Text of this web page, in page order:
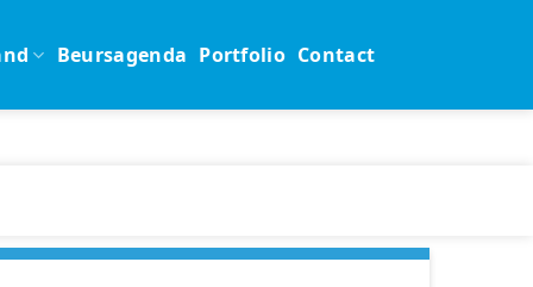
Beursagenda Portfolio Contact